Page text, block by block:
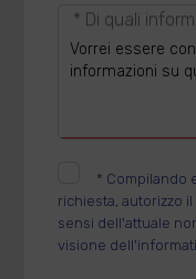
* Di quali
* Compilando
richiesta, autorizzo
sensi dell'attuale
visione